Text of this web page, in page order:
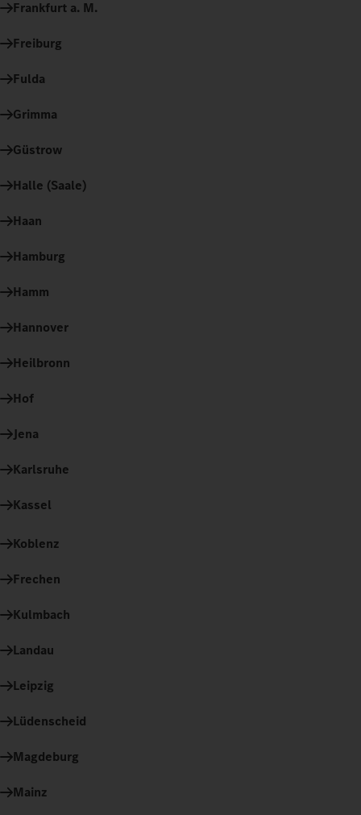
Frankfurt a. M.
Freiburg
Fulda
Grimma
Güstrow
Halle (Saale)
Haan
Hamburg
Hamm
Hannover
Heilbronn
Hof
Jena
Karlsruhe
Kassel
Koblenz
Frechen
Kulmbach
Landau
Leipzig
Lüdenscheid
Magdeburg
Mainz